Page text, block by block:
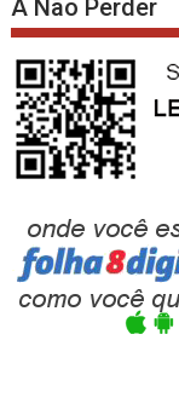
A Não Perder